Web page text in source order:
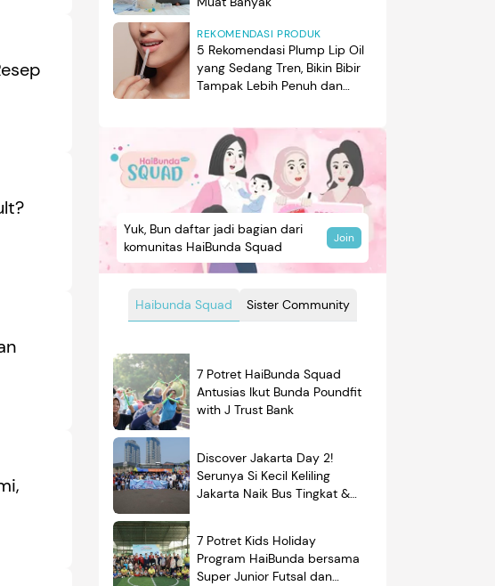
REKOMENDASI PRODUK
5 Rekomendasi Plump Lip Oil
yang Sedang Tren, Bikin Bibir
Tampak Lebih Penuh dan
Haibunda Squad Sister Community
Yuk, Bun daftar jadi bagian dari
komunitas HaiBunda Squad
Join
7 Potret HaiBunda Squad
Antusias Ikut Bunda Poundfit
with J Trust Bank
Discover Jakarta Day 2!
Serunya Si Kecil Keliling
Jakarta Naik Bus Tingkat &
7 Potret Kids Holiday
Program HaiBunda bersama
Super Junior Futsal dan